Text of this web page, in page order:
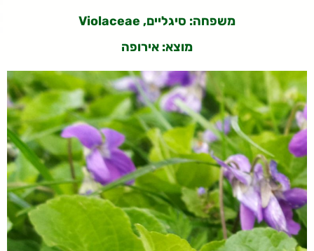
משפחה: סיגליים, Violaceae
מוצא: אירופה